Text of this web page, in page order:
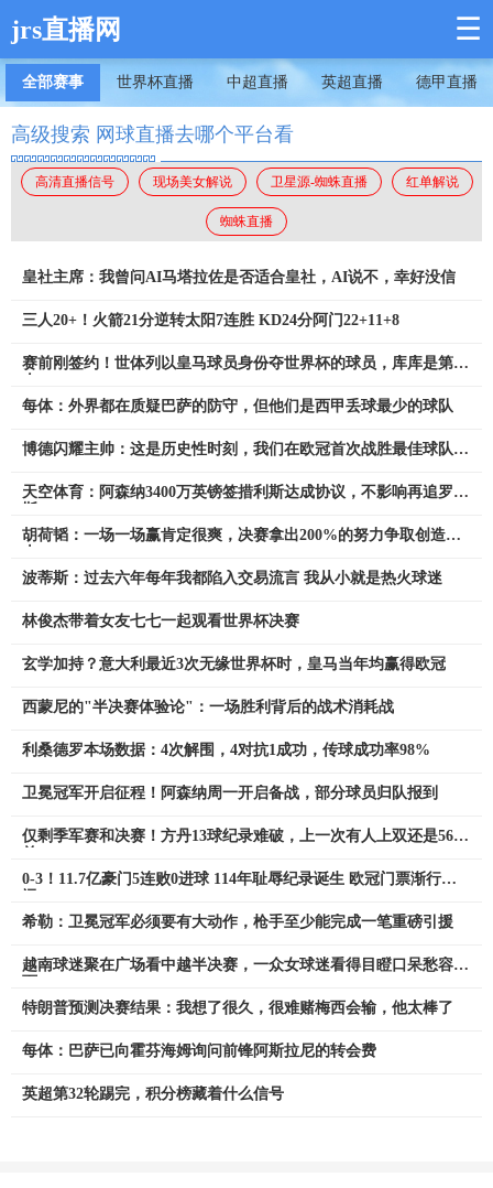
jrs直播网 ☰
全部赛事 世界杯直播 中超直播 英超直播 德甲直播
高级搜索 网球直播去哪个平台看
高清直播信号 现场美女解说 卫星源-蜘蛛直播 红单解说
蜘蛛直播
皇社主席：我曾问AI马塔拉佐是否适合皇社，AI说不，幸好没信
三人20+！火箭21分逆转太阳7连胜 KD24分阿门22+11+8
赛前刚签约！世体列以皇马球员身份夺世界杯的球员，库库是第12
每体：外界都在质疑巴萨的防守，但他们是西甲丢球最少的球队
博德闪耀主帅：这是历史性时刻，我们在欧冠首次战胜最佳球队之
天空体育：阿森纳3400万英镑签措利斯达成协议，不影响再追罗杰
胡荷韬：一场一场赢肯定很爽，决赛拿出200%的努力争取创造历
波蒂斯：过去六年每年我都陷入交易流言 我从小就是热火球迷
林俊杰带着女友七七一起观看世界杯决赛
玄学加持？意大利最近3次无缘世界杯时，皇马当年均赢得欧冠
西蒙尼的"半决赛体验论"：一场胜利背后的战术消耗战
利桑德罗本场数据：4次解围，4对抗1成功，传球成功率98%
卫冕冠军开启征程！阿森纳周一开启备战，部分球员归队报到
仅剩季军赛和决赛！方丹13球纪录难破，上一次有人上双还是56年
0-3！11.7亿豪门5连败0进球 114年耻辱纪录诞生 欧冠门票渐行渐
希勒：卫冕冠军必须要有大动作，枪手至少能完成一笔重磅引援
越南球迷聚在广场看中越半决赛，一众女球迷看得目瞪口呆愁容满
特朗普预测决赛结果：我想了很久，很难赌梅西会输，他太棒了
每体：巴萨已向霍芬海姆询问前锋阿斯拉尼的转会费
英超第32轮踢完，积分榜藏着什么信号